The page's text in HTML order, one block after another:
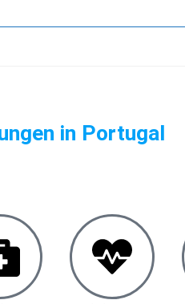
in Portugal